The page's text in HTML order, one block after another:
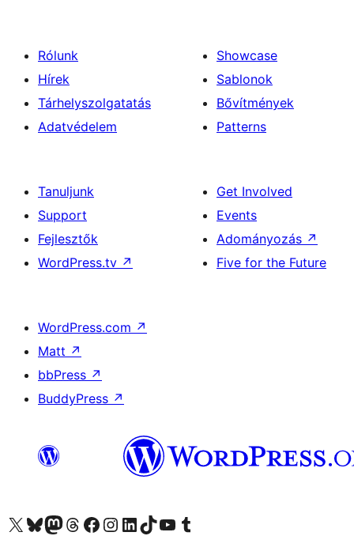
Rólunk
Hírek
Tárhelyszolgatatás
Adatvédelem
Showcase
Sablonok
Bővítmények
Patterns
Tanuljunk
Support
Fejlesztők
WordPress.tv ↗
Get Involved
Events
Adományozás ↗
Five for the Future
WordPress.com ↗
Matt ↗
bbPress ↗
BuddyPress ↗
Visit our X (formerly Twitter) account
Visit our Bluesky account
Twitter csatornánk
Visit our Threads account
Facebook oldalunk megtekintése
Visit our Instagram account
Visit our LinkedIn account
Visit our TikTok account
Visit our YouTube channel
Visit our Tumblr account